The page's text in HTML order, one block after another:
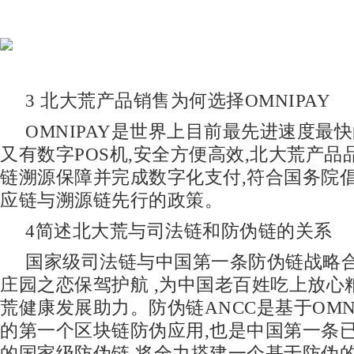
3 北大荒产品销售为何选择OMNIPAY
OMNIPAY是世界上目前最先进速度最
又有数字POS机,安全方便高效,北大荒产品
链溯源保障并完成数字化支付,符合国务院
应链与溯源链先行的政策。
4简述北大荒与司法链和防伪链的关系
国家级司法链与中国第一条防伪链战略
庄园之恋保驾护航 ,为中国老百姓吃上放心
荒健康发展助力。防伪链ANCC是基于
的第一个区块链防伪应用,也是中国第一条